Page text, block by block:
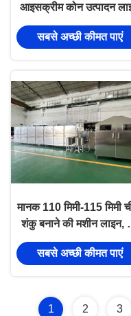
आइसक्रीम कोन उत्पादन
सबसे अच्छी कीमत पाएं
मानक 110 मिमी-115 मिमी
शंकु बनाने की मशीन लाइन,
टोन शंकु, मशीन आउटपुट
6000pcs प्रति घंटे,
नियंत्रण
सबसे अच्छी कीमत पाएं
1 2 3